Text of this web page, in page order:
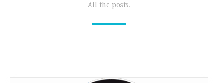
All the posts.